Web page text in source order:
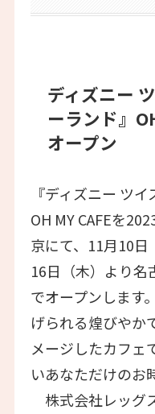
ディズニー
ーランド』
オープン
『ディズニー ツ
OH MY CAFEを
京にて、11月10日
16日（木）より名
でオープンします
げられる煌びやか
メージしたカフェ
いあなただけのお
株式会社レッグ